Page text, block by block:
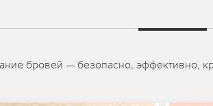
бровей — безопасно, эффективно,